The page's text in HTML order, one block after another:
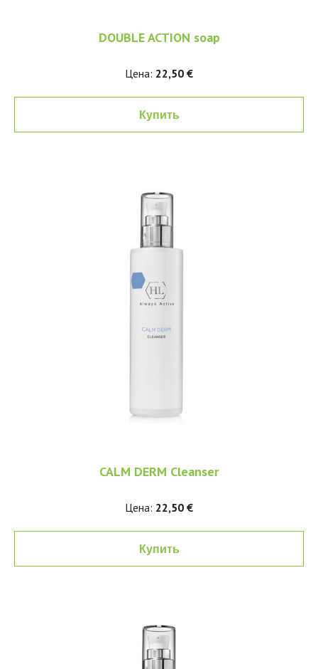
DOUBLE ACTION soap
Цена: 22,50 €
Купить
CALM DERM Cleanser
Цена: 22,50 €
Купить